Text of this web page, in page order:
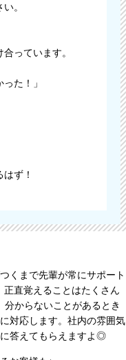
。
っています。
た！」
ず！
くまで先輩が常にサポート
正直覚えることはたくさん
からないことがあるとき
対応します。社内の雰囲気
答えてもらえますよ◎